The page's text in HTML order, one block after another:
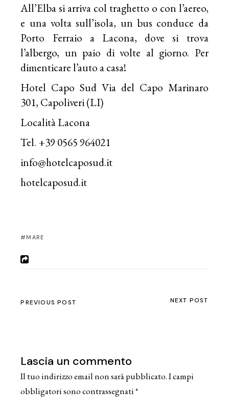
All’Elbasi arriva col traghetto o con l’aereo,
e una volta sull’isola, un bus conduce da
Porto Ferraio a Lacona, dove si trova
l’albergo, un paio di volte al giorno. Per
dimenticare l’auto a casa!
Hotel Capo Sud Via del Capo Marinaro
301, Capoliveri (LI)
Località Lacona
Tel. +39 0565 964021
info@hotelcaposud.it
hotelcaposud.it
MARE
PREVIOUS POST NEXT POST
Lascia un commento
Il tuo indirizzo email non sarà pubblicato.I campi
obbligatori sono contrassegnati*